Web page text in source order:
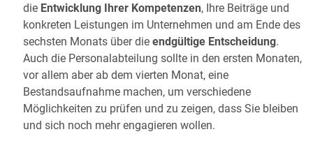
die Entwicklung Ihrer Kompetenzen, Ihre Beiträge und
konkreten Leistungen im Unternehmen und am Ende des
sechsten Monats über die endgültige Entscheidung.
Auch die Personalabteilung sollte in den ersten Monaten,
vor allem aber ab dem vierten Monat, eine
Bestandsaufnahme machen, um verschiedene
Möglichkeiten zu prüfen und zu zeigen, dass Sie bleiben
und sich noch mehr engagieren wollen.